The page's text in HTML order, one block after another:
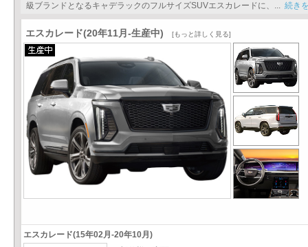
級ブランドとなるキャデラックのフルサイズSUVエスカレードに、... 続き
エスカレード(20年11月-生産中) [もっと詳しく見る]
エスカレード(15年02月-20年10月)